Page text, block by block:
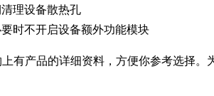
理设备散热孔
时不开启设备额外功能模块
上有产品的详细资料，方便你参考选择。